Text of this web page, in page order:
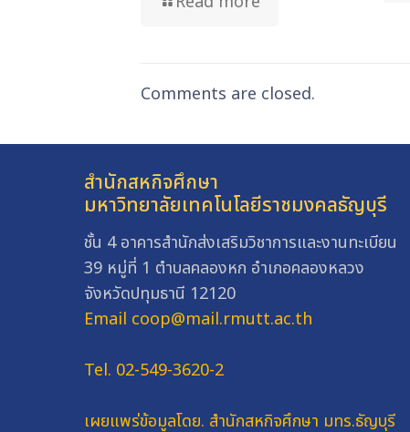
Comments are closed.
สำนักสหกิจศึกษา
มหาวิทยาลัยเทคโนโลยีราชมงคลธัญบุรี
ชั้น 4 อาคารสำนักส่งเสริมวิชาการและงานทะเบียน
39 หมู่ที่ 1 ตำบลคลองหก อำเภอคลองหลวง
จังหวัดปทุมธานี 12120
Email coop@mail.rmutt.ac.th
Tel. 02-549-3620-2
เผยแพร่ข้อมูลโดย. สำนักสหกิจศึกษา มทร.ธัญบุรี